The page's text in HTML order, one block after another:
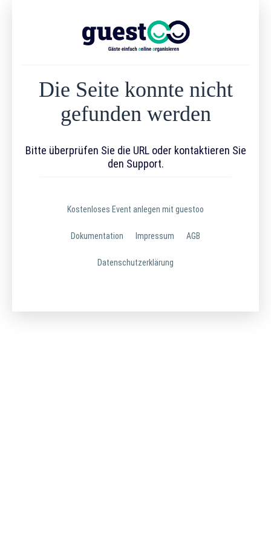
Die Seite konnte nicht
gefunden werden
Bitte überprüfen Sie die URL oder kontaktieren Sie
den Support.
Kostenloses Event anlegen mit guestoo
Dokumentation Impressum AGB
Datenschutzerklärung